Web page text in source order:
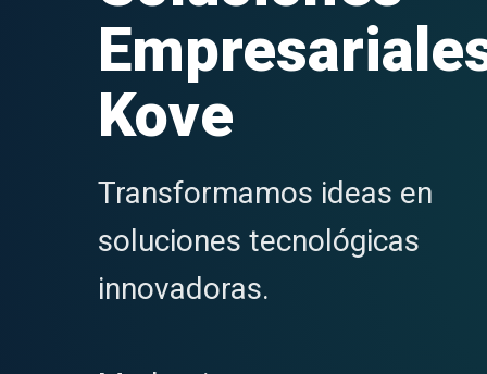
Kove
Transformamos ideas en
soluciones tecnológicas
innovadoras.